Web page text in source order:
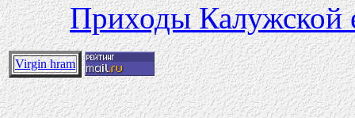
Приходы Калужской
Virgin hram